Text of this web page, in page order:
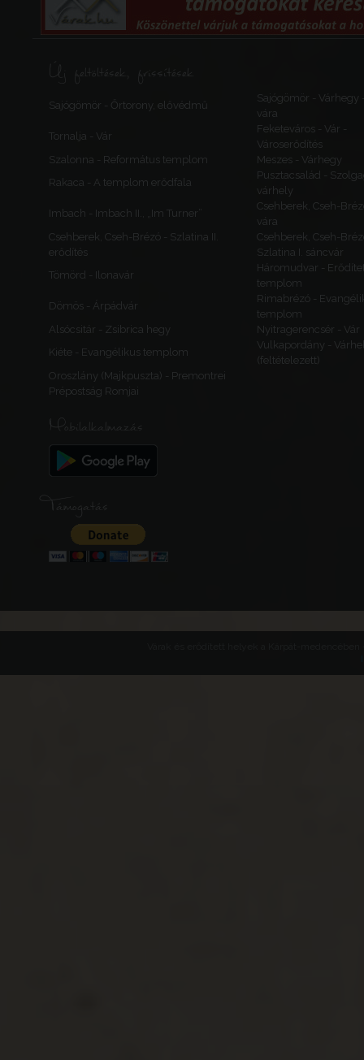
Új feltöltések, frissítések
Sajógömör - Őrtorony, elővédmű
Sajógömör - Várhegy
vára
Tornalja - Vár
Feketeváros - Vár -
Városerődítés
Szalonna - Református templom
Meszes - Várhegy
Rakaca - A templom erődfala
Pusztacsalád -
várhely
Imbach - Imbach II., „Im Turner”
Csehberek, Cseh-
vára
Csehberek, Cseh-Brézó - Szlatina II.
erődítés
Csehberek, Cseh-
Szlatina I. sáncvár
Tömörd - Ilonavár
Háromudvar -
templom
Dömös - Árpádvár
Rimabrézó -
templom
Alsócsitár - Zsibrica hegy
Nyitragerencsér - Vár
Kiéte - Evangélikus templom
Vulkapordány -
(feltételezett)
Oroszlány (Majkpuszta) - Premontrei
Prépostság Romjai
Mobilalkalmazás
Támogatás